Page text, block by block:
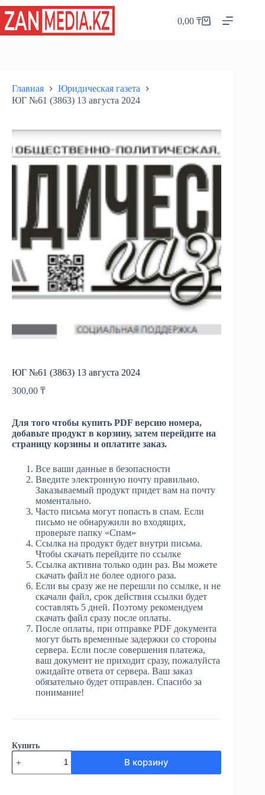
Перейти
сути
Корзина
0,00₸
Главная
Юридическая газета
ЮГ №61 (3863) 13 августа 2024
ЮГ №61 (3863) 13 августа 2024
300,00 ₸
Для того чтобы купить PDF версию номера,
добавьте продукт в корзину, затем перейдите на
страницу корзины и оплатите заказ.
Все ваши данные в безопасности
Введите электронную почту правильно.
Заказываемый продукт придет вам на почту
моментально.
Часто письма могут попасть в спам. Если
письмо не обнаружили во входящих,
проверьте папку «Спам»
Ссылка на продукт будет внутри письма.
Чтобы скачать перейдите по ссылке
Ссылка активна только один раз. Вы можете
скачать файл не более одного раза.
Если вы сразу же не перешли по ссылке, и не
скачали файл, срок действия ссылки будет
составлять 5 дней. Поэтому рекомендуем
скачать файл сразу после оплаты.
После оплаты, при отправке PDF документа
могут быть временные задержки со стороны
сервера. Если после совершения платежа,
ваш документ не приходит сразу, пожалуйста
ожидайте ответа от сервера. Ваш заказ
обязательно будет отправлен. Спасибо за
понимание!
Купить
Количество
товара
ЮГ
В корзину